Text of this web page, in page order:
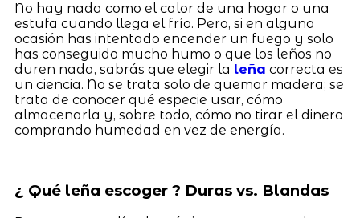
No hay nada como el calor de una hogar o una
estufa cuando llega el frío. Pero, si en alguna
ocasión has intentado encender un fuego y solo
has conseguido mucho humo o que los leños no
duren nada, sabrás que elegir la leña correcta es
un ciencia. No se trata solo de quemar madera; se
trata de conocer qué especie usar, cómo
almacenarla y, sobre todo, cómo no tirar el dinero
comprando humedad en vez de energía.
¿ Qué leña escoger ? Duras vs. Blandas